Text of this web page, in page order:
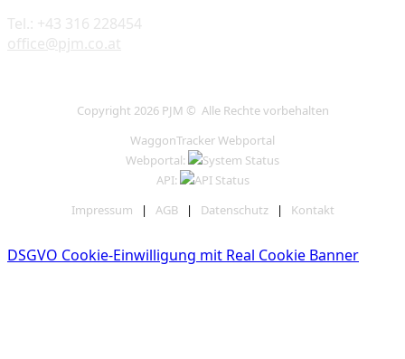
Tel.: +43 316 228454
office@pjm.co.at
Copyright 2026 PJM © Alle Rechte vorbehalten
WaggonTracker Webportal
Webportal:
API:
Impressum | AGB| Datenschutz| Kontakt
DSGVO Cookie-Einwilligung mit Real Cookie Banner